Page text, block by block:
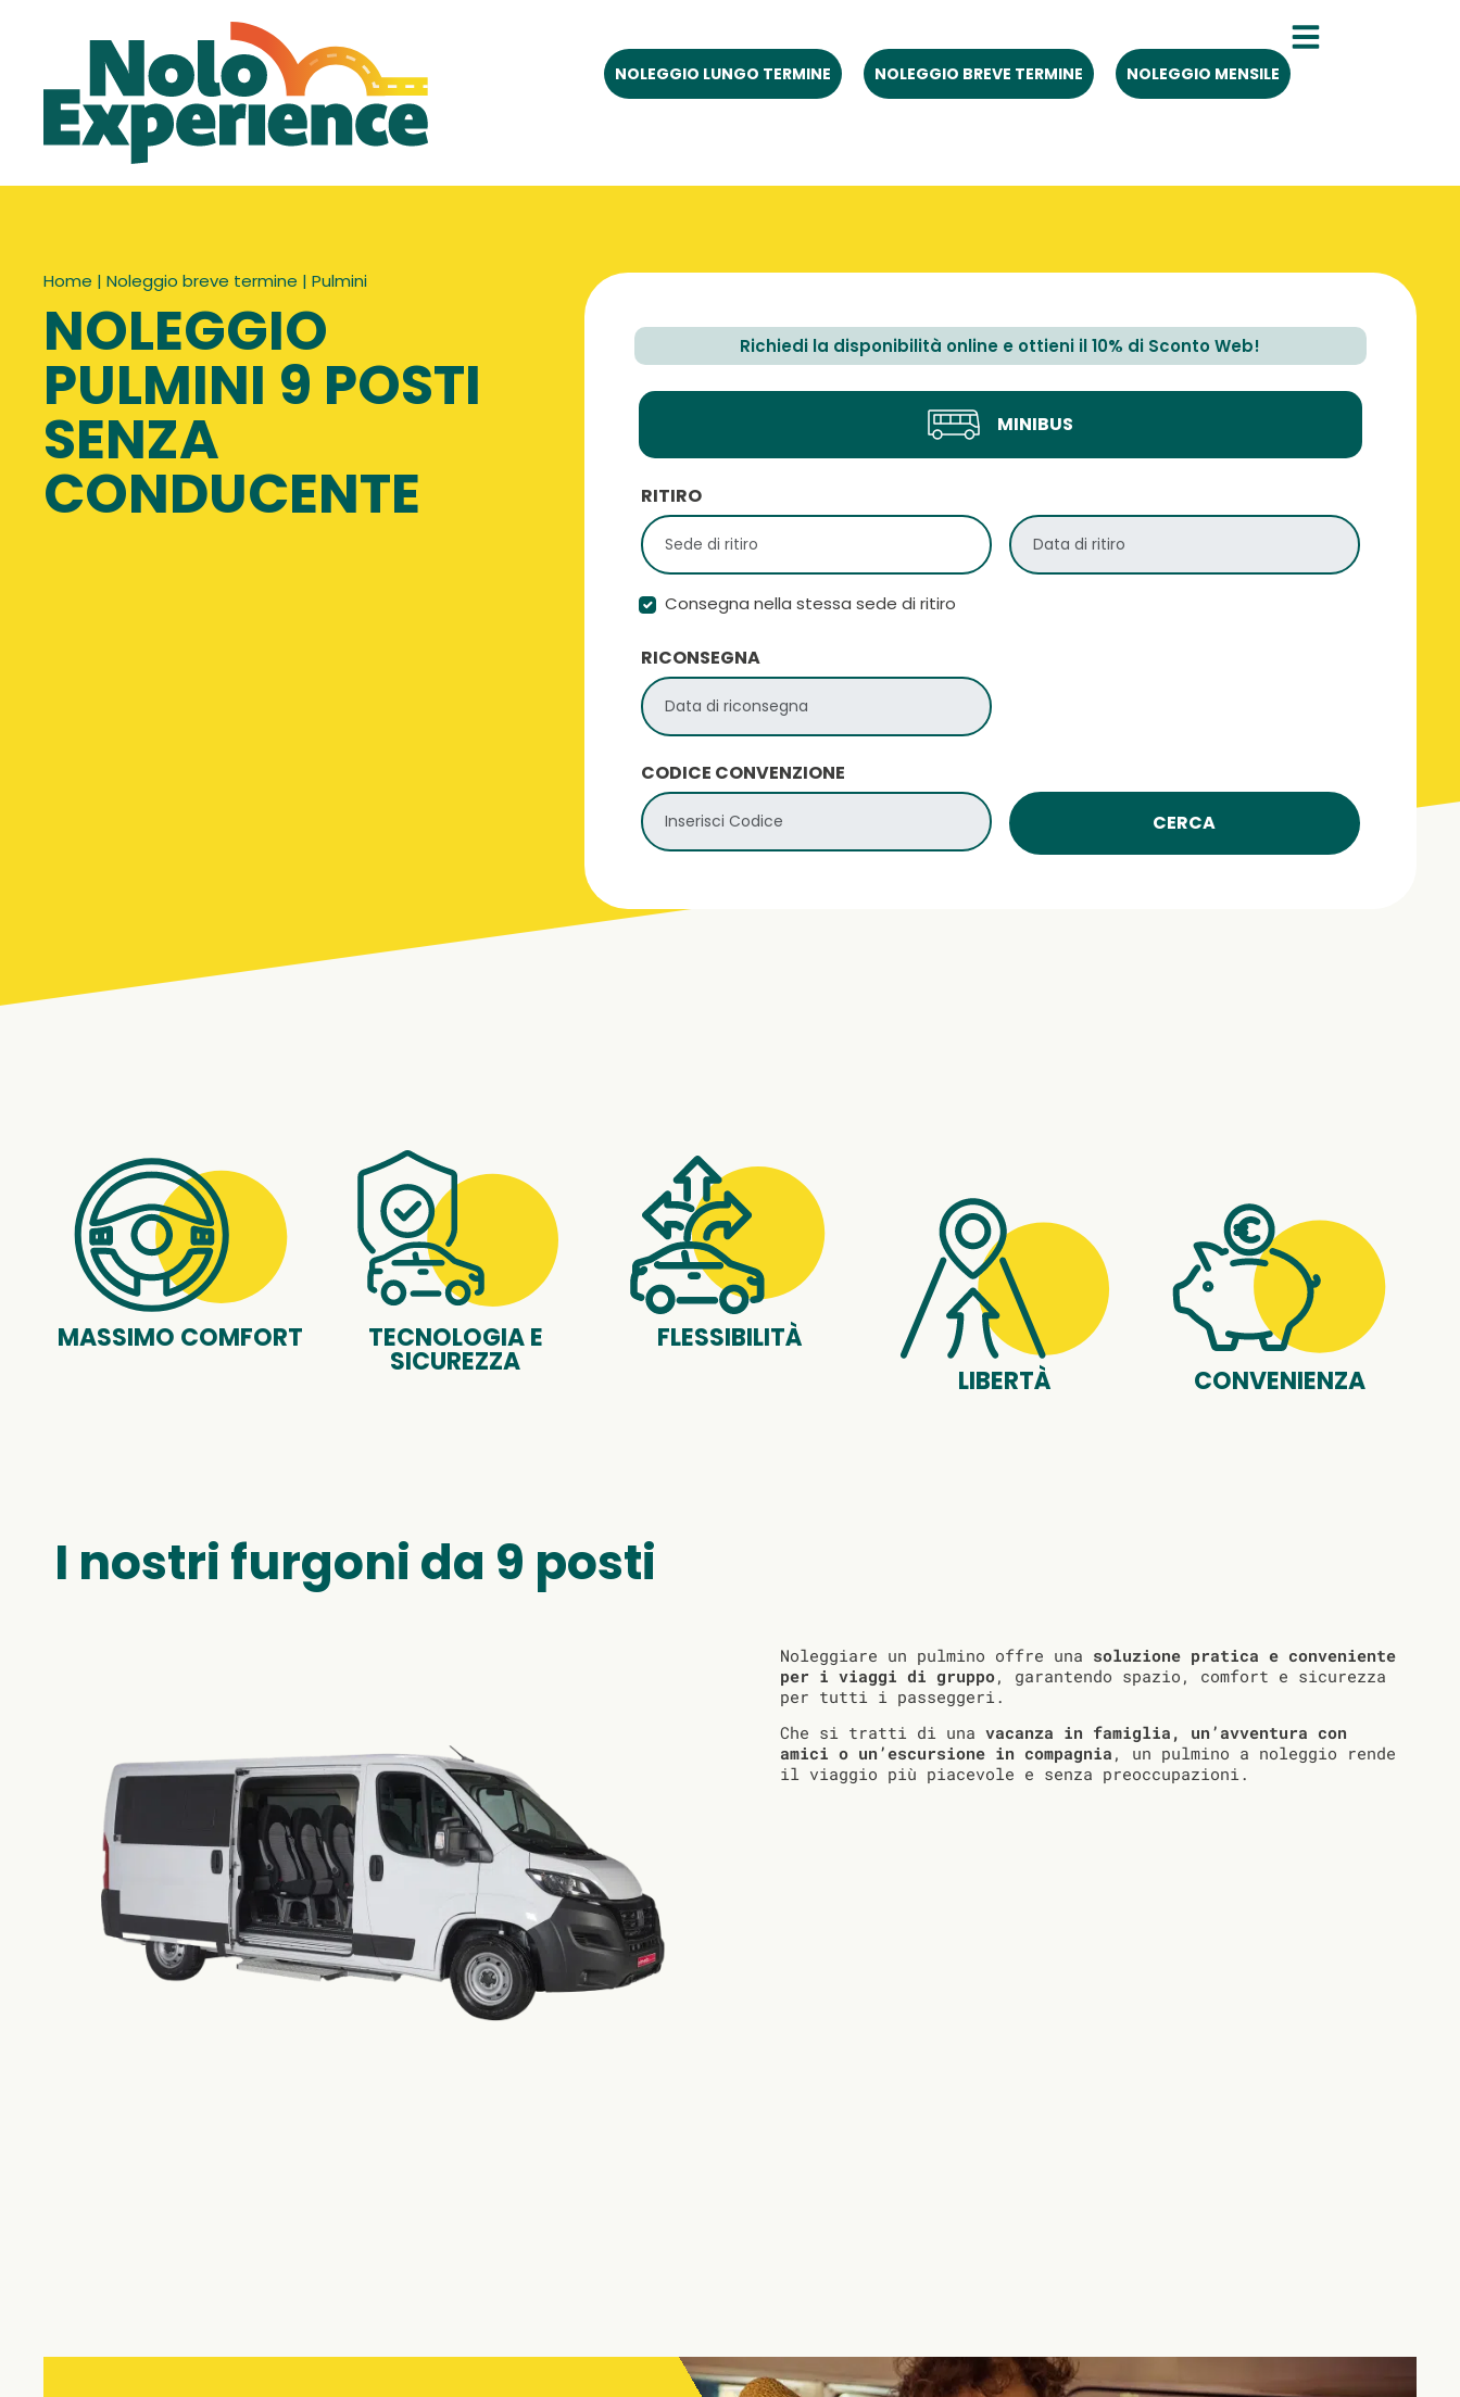
NOLEGGIO LUNGO TERMINE NOLEGGIO BREVE TERMINE NOLEGGIO MENSILE
Home | Noleggio breve termine | Pulmini
NOLEGGIO
PULMINI 9 POSTI
SENZA
CONDUCENTE
Richiedi la disponibilità online e ottieni il 10% di Sconto Web!
MINIBUS
RITIRO
Consegna nella stessa sede di ritiro
RICONSEGNA
CODICE CONVENZIONE
CERCA
MASSIMO COMFORT TECNOLOGIA E
SICUREZZA
FLESSIBILITÀ
LIBERTÀ
CONVENIENZA
I nostri furgoni da 9 posti
Noleggiare un pulmino offre una soluzione pratica e conveniente
per i viaggi di gruppo, garantendo spazio, comfort e sicurezza
per tutti i passeggeri.
Che si tratti di unavacanza in famiglia, un’avventura con
amici o un’escursione in compagnia , un pulmino a noleggio rende
il viaggio più piacevole e senza preoccupazioni.